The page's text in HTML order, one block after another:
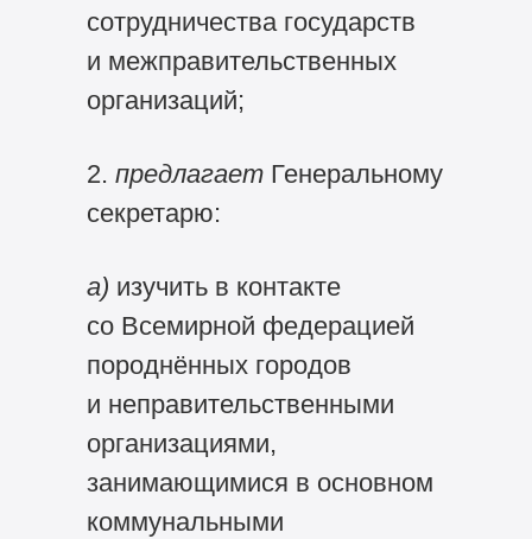
сотрудничества государств
и межправительственных
организаций;
2. предлагает Генеральному
секретарю:
а) изучить в контакте
со Всемирной федерацией
породнённых городов
и неправительственными
организациями,
занимающимися в основном
коммунальными